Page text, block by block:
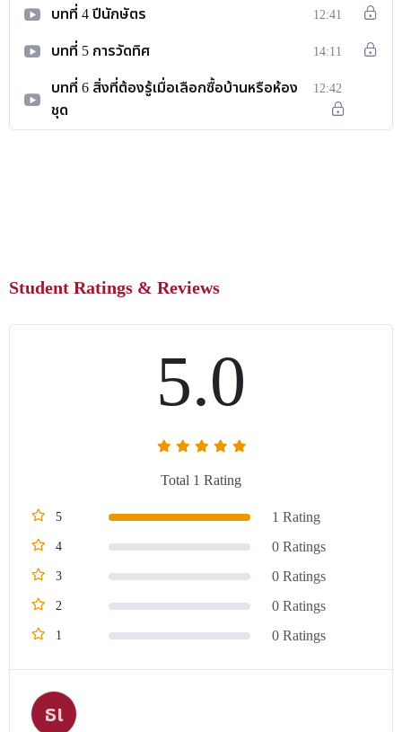
บทที่ 4 ปีนักษัตร 12:41
บทที่ 5 การวัดทิศ 14:11
บทที่ 6 สิ่งที่ต้องรู้เมื่อเลือกซื้อบ้านหรือห้อง
ชุด
12:42
Student Ratings & Reviews
5.0
Total 1 Rating
5 1 Rating
4 0 Ratings
3 0 Ratings
2 0 Ratings
1 0 Ratings
ธเ